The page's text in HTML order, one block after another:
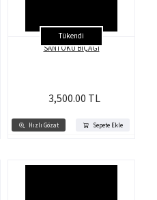
Tükendi
Hızlı Gözat Sepete Ekle
SANTOKU BIÇAĞI
3,500.00 TL